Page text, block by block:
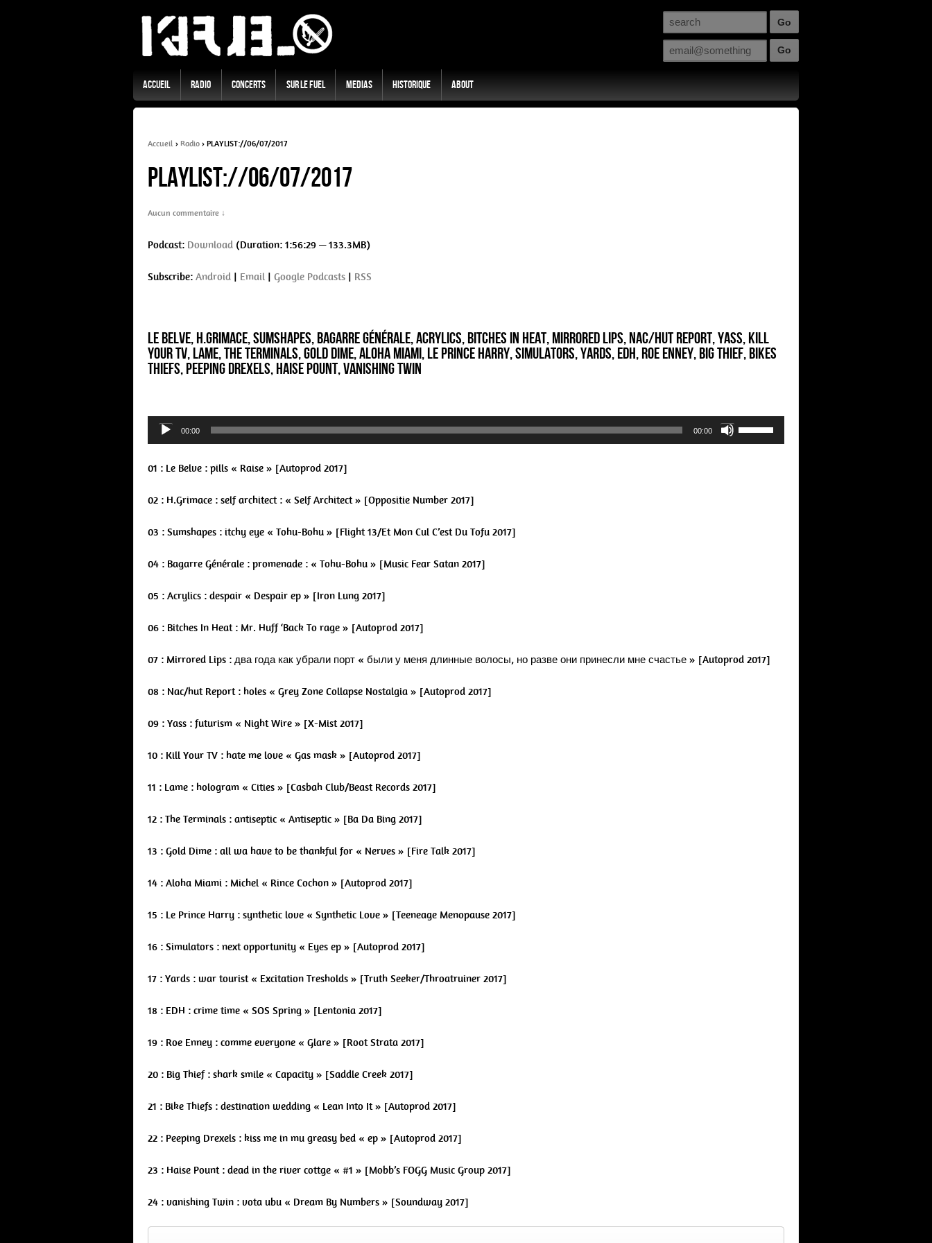
Accueil Radio Concerts Sur Le Fuel Medias Historique About
Accueil › Radio › PLAYLIST://06/07/2017
PLAYLIST://06/07/2017
Aucun commentaire ↓
Podcast: Download (Duration: 1:56:29 — 133.3MB)
Subscribe: Android Email Google Podcasts RSS
Le Belve, H.Grimace, Sumshapes, Bagarre Générale, Acrylics, Bitches In Heat, Mirrored Lips, Nac/hut Report, Yass, Kill
Your TV, Lame, The Terminals, Gold Dime, Aloha Miami, Le Prince Harry, Simulators, Yards, EDH, Roe Enney, Big Thief, Bikes
Thiefs, Peeping Drexels, Haise Pount, Vanishing twin
Audio
Player
00:00 00:00
01 : Le Belve : pills « Raise » [Autoprod 2017]
02 : H.Grimace : self architect : « Self Architect » [Oppositie Number 2017]
03 : Sumshapes : itchy eye « Tohu-Bohu » [Flight 13/Et Mon Cul C’est Du Tofu 2017]
04 : Bagarre Générale : promenade : « Tohu-Bohu » [Music Fear Satan 2017]
05 : Acrylics : despair « Despair ep » [Iron Lung 2017]
06 : Bitches In Heat : Mr. Huff ‘Back To rage » [Autoprod 2017]
07 : Mirrored Lips : два года как убрали порт « были у меня длинные волосы, но разве они принесли мне счастье » [Autoprod 2017]
08 : Nac/hut Report : holes « Grey Zone Collapse Nostalgia » [Autoprod 2017]
09 : Yass : futurism « Night Wire » [X-Mist 2017]
10 : Kill Your TV : hate me love « Gas mask » [Autoprod 2017]
11 : Lame : hologram « Cities » [Casbah Club/Beast Records 2017]
12 : The Terminals : antiseptic « Antiseptic » [Ba Da Bing 2017]
13 : Gold Dime : all wa have to be thankful for « Nerves » [Fire Talk 2017]
14 : Aloha Miami : Michel « Rince Cochon » [Autoprod 2017]
15 : Le Prince Harry : synthetic love « Synthetic Love » [Teeneage Menopause 2017]
16 : Simulators : next opportunity « Eyes ep » [Autoprod 2017]
17 : Yards : war tourist « Excitation Tresholds » [Truth Seeker/Throatruiner 2017]
18 : EDH : crime time « SOS Spring » [Lentonia 2017]
19 : Roe Enney : comme everyone « Glare » [Root Strata 2017]
20 : Big Thief : shark smile « Capacity » [Saddle Creek 2017]
21 : Bike Thiefs : destination wedding « Lean Into It » [Autoprod 2017]
22 : Peeping Drexels : kiss me in mu greasy bed « ep » [Autoprod 2017]
23 : Haise Pount : dead in the river cottge « #1 » [Mobb’s FOGG Music Group 2017]
24 : vanishing Twin : vota ubu « Dream By Numbers » [Soundway 2017]